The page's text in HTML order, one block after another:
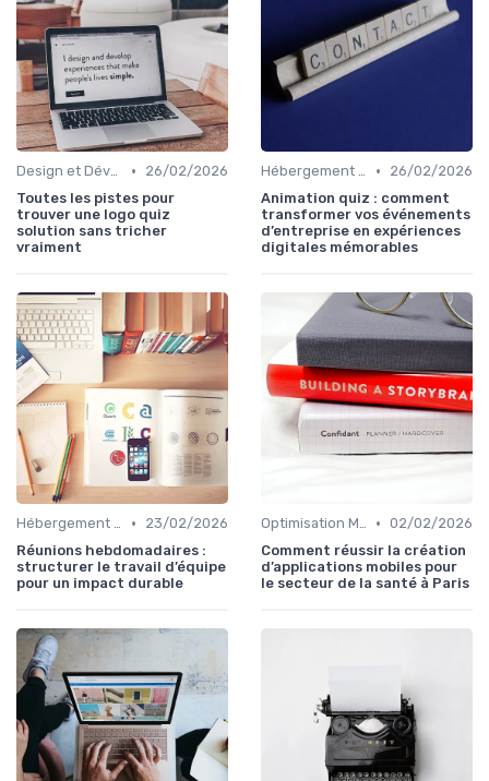
Design et Développement Web •
26/02/2026
Toutes les pistes pour
trouver une logo quiz
solution sans tricher
vraiment
Hébergement et Maintenance Web •
26/02/2026
Animation quiz : comment
transformer vos événements
d’entreprise en expériences
digitales mémorables
Hébergement et Maintenance Web •
23/02/2026
Réunions hebdomadaires :
structurer le travail d’équipe
pour un impact durable
Optimisation Mobile et Responsive Design • 02/02/2026
Comment réussir la création
d’applications mobiles pour
le secteur de la santé à Paris